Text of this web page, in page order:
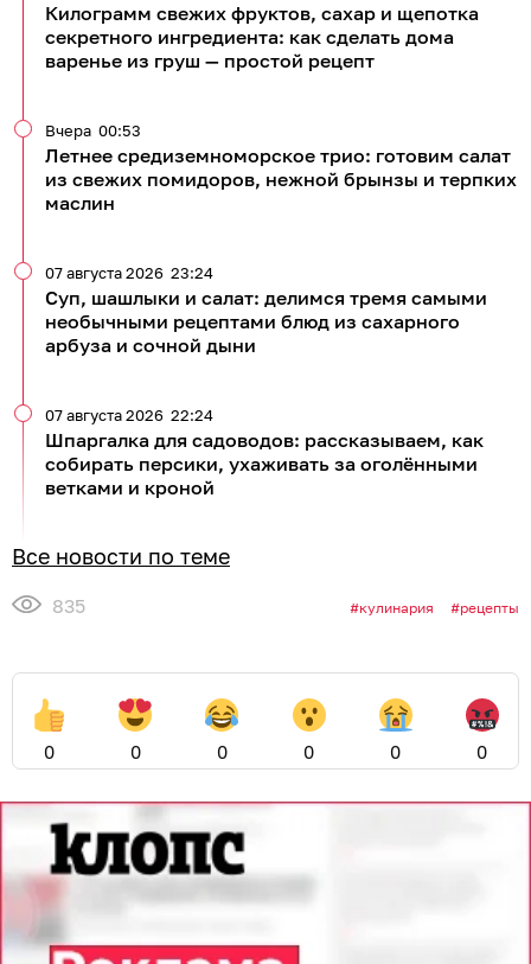
Килограмм свежих фруктов, сахар и щепотка
секретного ингредиента: как сделать дома
варенье из груш — простой рецепт
Летнее средиземноморское трио: готовим салат
из свежих помидоров, нежной брынзы и терпких
маслин
Вчера 00:53
Суп, шашлыки и салат: делимся тремя самыми
необычными рецептами блюд из сахарного
арбуза и сочной дыни
07 августа 2026 23:24
Шпаргалка для садоводов: рассказываем, как
собирать персики, ухаживать за оголёнными
ветками и кроной
07 августа 2026 22:24
Все новости по теме
835 кулинария рецепты
0 0 0 0 0 0